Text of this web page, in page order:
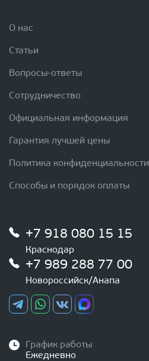
О нас
Статьи
Вопросы-ответы
Сотрудничество
Официальная информация
Гарантия лучшей цены
Политика конфиденциальности
Способы и порядок оплаты
+7 918 080 15 15
Краснодар
+7 989 288 77 00
Новороссийск/Анапа
График работы
Ежедневно